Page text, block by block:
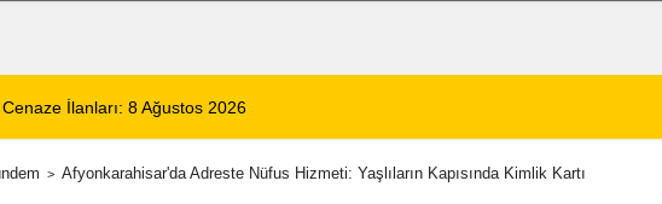
Otobüs Kazası: 1 Ölü, 15 Yaralı 8
Afyonkarahisar'da Adreste Nüfus Hizmeti: Yaşlıların Kapısında Kimlik Kartı